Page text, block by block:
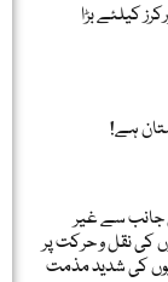
کیلئے بڑا
ہے!
سے غیر
کی نقل و حرکت پر
کی شدید مذمت